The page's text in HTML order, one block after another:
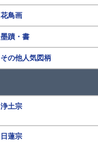
花鳥画
墨蹟・書
その他人気図柄
浄土宗
日蓮宗